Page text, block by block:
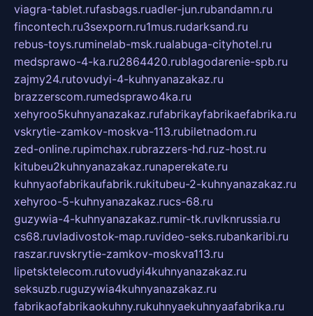
viagra-tablet.rufasbags.ruadler-jun.rubandamn.ru
fincontech.ru3sexporn.ru1mus.rudarksand.ru
rebus-toys.ruminelab-msk.rualabuga-cityhotel.ru
medsprawo-4-ka.ru2864420.rublagodarenie-spb.ru
zajmy24.rutovudyi-4-kuhnyanazakaz.ru
brazzerscom.rumedsprawo4ka.ru
xehyroo5kuhnyanazakaz.rufabrikayfabrikaefabrika.ru
vskrytie-zamkov-moskva-113.rubiletnadom.ru
zed-online.rupimchax.rubrazzers-hd.ruz-host.ru
kitubeu2kuhnyanazakaz.runaperekate.ru
kuhnyaofabrikaufabrik.rukitubeu-2-kuhnyanazakaz.ru
xehyroo-5-kuhnyanazakaz.rucs-68.ru
guzywia-4-kuhnyanazakaz.rumir-tk.ruvlknrussia.ru
cs68.ruvladivostok-map.ruvideo-seks.rubankaribi.ru
raszar.ruvskrytie-zamkov-moskva113.ru
lipetsktelecom.rutovudyi4kuhnyanazakaz.ru
seksuzb.ruguzywia4kuhnyanazakaz.ru
fabrikaofabrikaokuhny.rukuhnyaekuhnyaafabrika.ru